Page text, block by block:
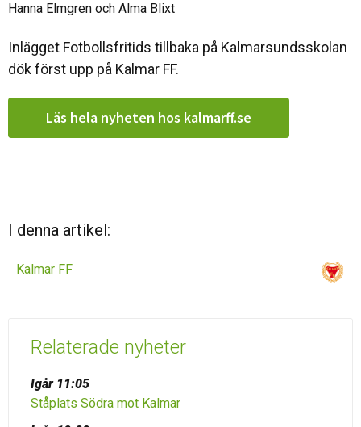
Hanna Elmgren och Alma Blixt
Inlägget Fotbollsfritids tillbaka på Kalmarsundsskolan
dök först upp på Kalmar FF.
Läs hela nyheten hos kalmarff.se
I denna artikel:
Kalmar FF
Relaterade nyheter
Igår 11:05
Ståplats Södra mot Kalmar